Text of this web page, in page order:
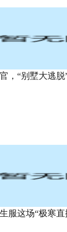
，“别墅大逃
服这场“极寒